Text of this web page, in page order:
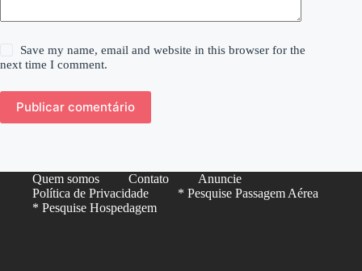
Save my name, email and website in this browser for the
next time I comment.
Publicar comentário
Quem somos Contato
Anuncie
Política de Privacidade
* Pesquise Passagem Aérea
* Pesquise Hospedagem